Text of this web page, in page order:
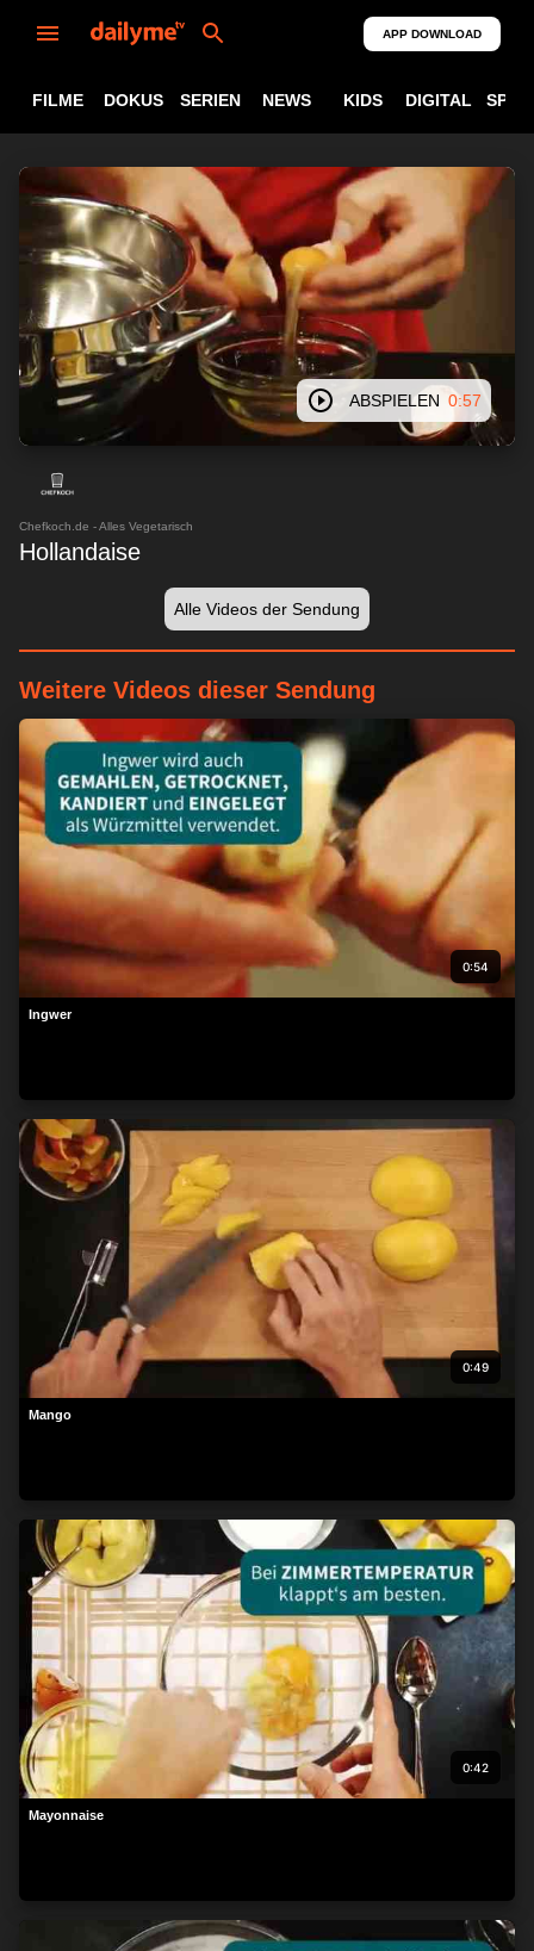
APP DOWNLOAD
FILME DOKUS SERIEN NEWS KIDS DIGITAL
ABSPIELEN 0:57
Chefkoch.de - Alles Vegetarisch
Hollandaise
Alle Videos der Sendung
Weitere Videos dieser Sendung
0:54
Ingwer
0:49
Mango
0:42
Mayonnaise